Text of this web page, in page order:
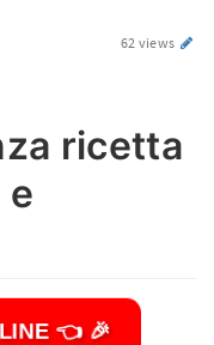
62 views
ricetta
e
👈 🎉